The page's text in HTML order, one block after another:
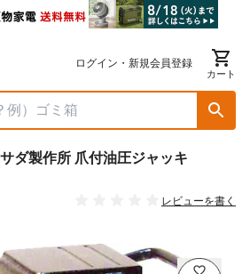
ログイン・新規会員登録
カート
ダ製作所 爪付油圧ジャッキ
レビューを書く